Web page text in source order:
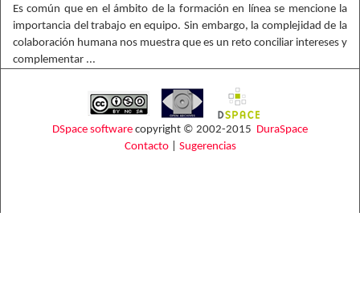
Es común que en el ámbito de la formación en línea se mencione la
importancia del trabajo en equipo. Sin embargo, la complejidad de la
colaboración humana nos muestra que es un reto conciliar intereses y
complementar ...
DSpace software copyright © 2002-2015 DuraSpace
Contacto| Sugerencias